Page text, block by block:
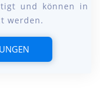
und können in
werden.